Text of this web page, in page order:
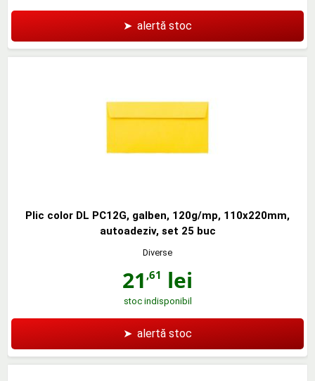
➤ alertă stoc
Plic color DL PC12G, galben, 120g/mp, 110x220mm,
autoadeziv, set 25 buc
Diverse
21 ,61 lei
stoc indisponibil
➤ alertă stoc